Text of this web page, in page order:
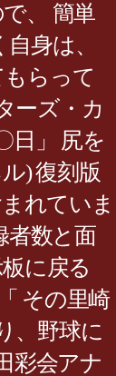
、 簡単
身は、
らって
ーズ・カ
日」 尻を
) 復刻版
れていま
者数と面
に戻る
その里崎
、野球に
彩会アナ